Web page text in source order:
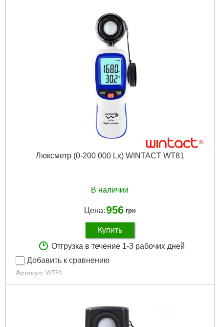
Подробнее...
Люксметр (0-200 000 Lx) WINTACT WT81
В наличии
Цена:956 грн
Купить
Отгрузка в течение 1-3 рабочих дней
Добавить к сравнению
Артикул: WT81
Код товара: 22.65.01
Подробнее...